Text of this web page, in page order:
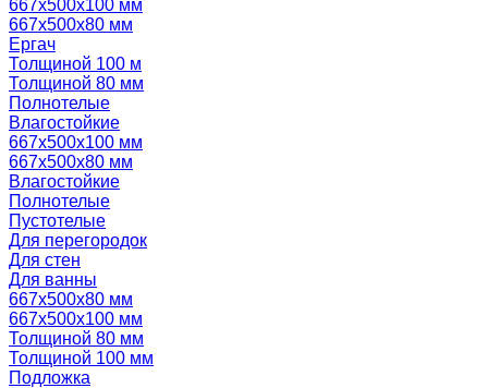
667х500х100 мм
667х500х80 мм
Ергач
Толщиной 100 м
Толщиной 80 мм
Полнотелые
Влагостойкие
667х500х100 мм
667х500х80 мм
Влагостойкие
Полнотелые
Пустотелые
Для перегородок
Для стен
Для ванны
667х500х80 мм
667х500х100 мм
Толщиной 80 мм
Толщиной 100 мм
Подложка